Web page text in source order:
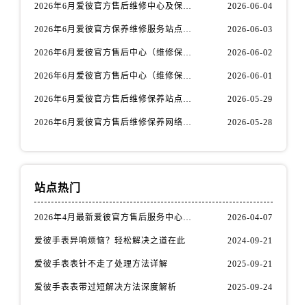
天津市和平区赤峰道136号天津国际金融中心26层2603室爱彼售后服务中心（需提前预约）
安徽省淮南市田家庵区国庆中路爱彼售后服务中心（需提前预约）
2026年6月爱彼官方售后维修中心及保养中心迁址新增全记录文本内容 2026-06-04
2026年6月爱彼官方保养维修服务站点迁移及新设总览文件详细说明公示 2026-06-03
2026年6月爱彼官方售后中心（维修保养）网点迁移及新设补充最终版发布完毕 2026-06-02
2026年6月爱彼官方售后中心（维修保养）网点最终迁移及新设确认 2026-06-01
2026年6月爱彼官方售后维修保养站点清单补充最终版（搬迁+新开） 2026-05-29
2026年6月爱彼官方售后维修保养网络迁址及新设点速报 2026-05-28
站点热门
2026年4月最新爱彼官方售后服务中心网点考察报告（新址） 2026-04-07
爱彼手表异响烦恼？轻松解决之道在此 2024-09-21
爱彼手表表针不走了处理方法详解 2025-09-21
爱彼手表表带过短解决方法深度解析 2025-09-24